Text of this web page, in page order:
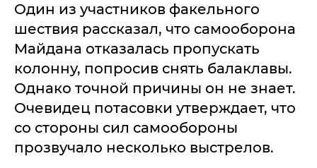
Один из участников факельного
шествия рассказал, что самооборона
Майдана отказалась пропускать
колонну, попросив снять балаклавы.
Однако точной причины он не знает.
Очевидец потасовки утверждает, что
со стороны сил самообороны
прозвучало несколько выстрелов.